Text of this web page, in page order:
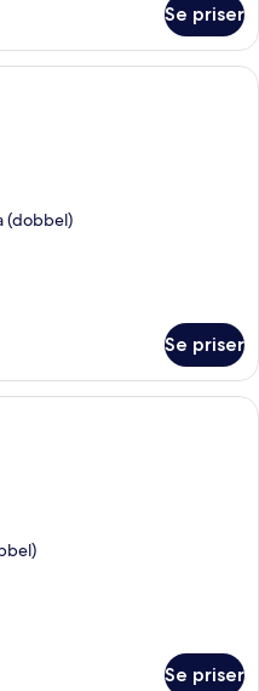
Se priser
av topp kvalitet, dundyner
(dobbel)
Se priser
av topp kvalitet, dundyner
Se priser